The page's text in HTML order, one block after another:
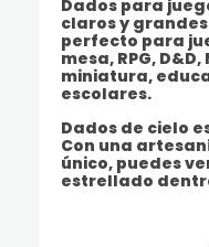
Dados para
claros y
perfecto para
mesa, RPG,
miniatura,
escolares.
Dados de cielo
Con una
único, puedes
estrellado